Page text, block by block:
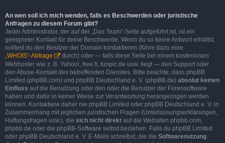
An wen soll ich mich wenden, falls es Beschwerden oder juristische
Anfragen zu diesem Forum gibt?
Jeder Administrator, der auf der „Das Team“-Seite aufgeführt ist, ist ein
geeigneter Kontakt für deine Beschwerde. Wenn du so keine Antwort erhältst,
solltest du den Besitzer der Domain kontaktieren (führe dazu eine
„WHOIS“-Abfrage
durch) oder — falls diese Seite bei einem kostenlosen
Webhoster wie z. B. Yahoo!, free.fr, funpic.de usw. liegt — den Support oder
den Abuse-Kontakt des betreffenden Dienstes. Bitte beachte, dass phpBB
Limited (phpBB.com) und phpBB Deutschland e. V. (phpBB.de) absolut keinen
Einfluss auf die Benutzung oder den oder die Benutzer der Forensoftware
haben und dafür in keiner Weise zur Verantwortung herangezogen werden
können. Kontaktiere daher nie phpBB Limited oder phpBB Deutschland e. V. in
Zusammenhang mit jeglichen juristischen Fragen (Unterlassungserklärungen,
Haftungsfragen usw.), die sich nicht direkt auf die Websiten phpbb.com,
phpbb.de oder die phpBB-Software selbst beziehen. Falls du phpBB Limited
oder phpBB Deutschland e. V. E-Mails schreibst, die die Softwarenutzung